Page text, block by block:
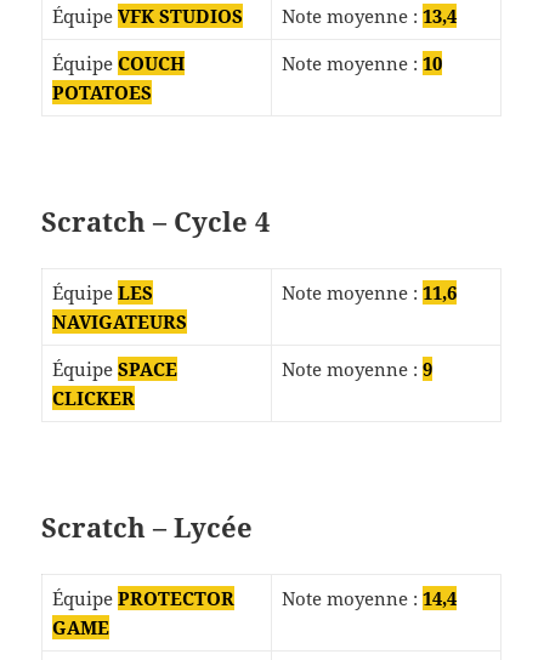
Équipe VFK STUDIOS Note moyenne : 13,4
Équipe COUCH
POTATOES
Note moyenne : 10
Scratch – Cycle 4
Équipe LES
NAVIGATEURS
Note moyenne : 11,6
Équipe SPACE
CLICKER
Note moyenne : 9
Scratch – Lycée
Équipe PROTECTOR
GAME
Note moyenne : 14,4